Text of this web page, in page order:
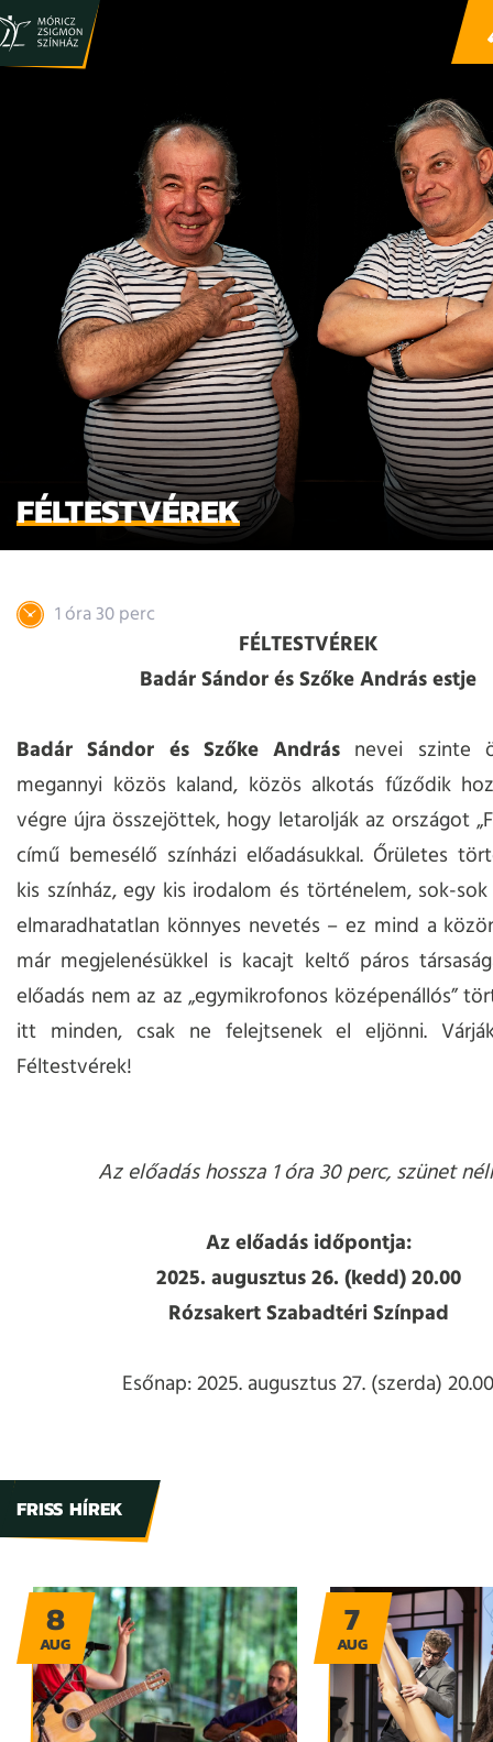
FÉLTESTVÉREK
1 óra 30 perc
FÉLTESTVÉREK
Badár Sándor és Szőke András estje
Badár Sándor és Szőke András nevei szinte
megannyi közös kaland, közös alkotás fűződik
végre újra összejöttek, hogy letarolják az országot
című bemesélő színházi előadásukkal. Őrületes
kis színház, egy kis irodalom és történelem, sok-
elmaradhatatlan könnyes nevetés – ez mind a
már megjelenésükkel is kacajt keltő páros
előadás nem az az „egymikrofonos középenállós”
itt minden, csak ne felejtsenek el eljönni.
Féltestvérek!
Az előadás hossza 1 óra 30 perc, szünet
Az előadás időpontja:
2025. augusztus 26. (kedd) 20.00
Rózsakert Szabadtéri Színpad
Esőnap: 2025. augusztus 27. (szerda) 20.00
FRISS HÍREK
8
AUG
7
AUG